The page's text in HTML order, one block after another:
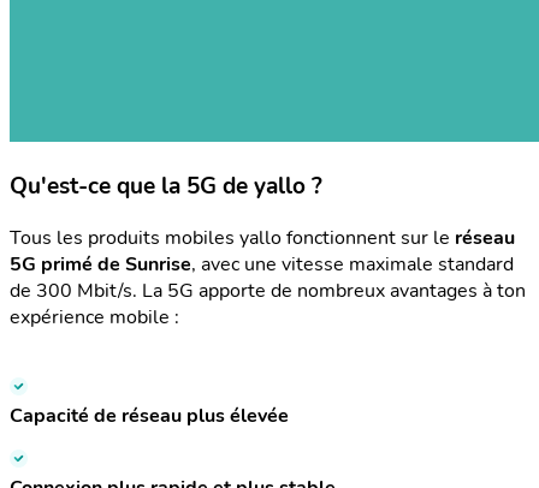
Qu'est-ce que la 5G de yallo ?
Tous les produits mobiles yallo fonctionnent sur le réseau
5G primé de Sunrise, avec une vitesse maximale standard
de 300 Mbit/s. La 5G apporte de nombreux avantages à ton
expérience mobile :
Capacité de réseau plus élevée